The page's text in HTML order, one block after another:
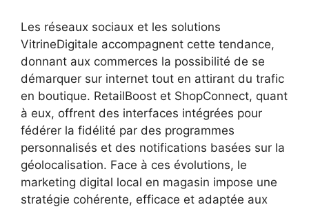
Les réseaux sociaux et les solutions
VitrineDigitale accompagnent cette tendance,
donnant aux commerces la possibilité de se
démarquer sur internet tout en attirant du trafic
en boutique. RetailBoost et ShopConnect, quant
à eux, offrent des interfaces intégrées pour
fédérer la fidélité par des programmes
personnalisés et des notifications basées sur la
géolocalisation. Face à ces évolutions, le
marketing digital local en magasin impose une
stratégie cohérente, efficace et adaptée aux